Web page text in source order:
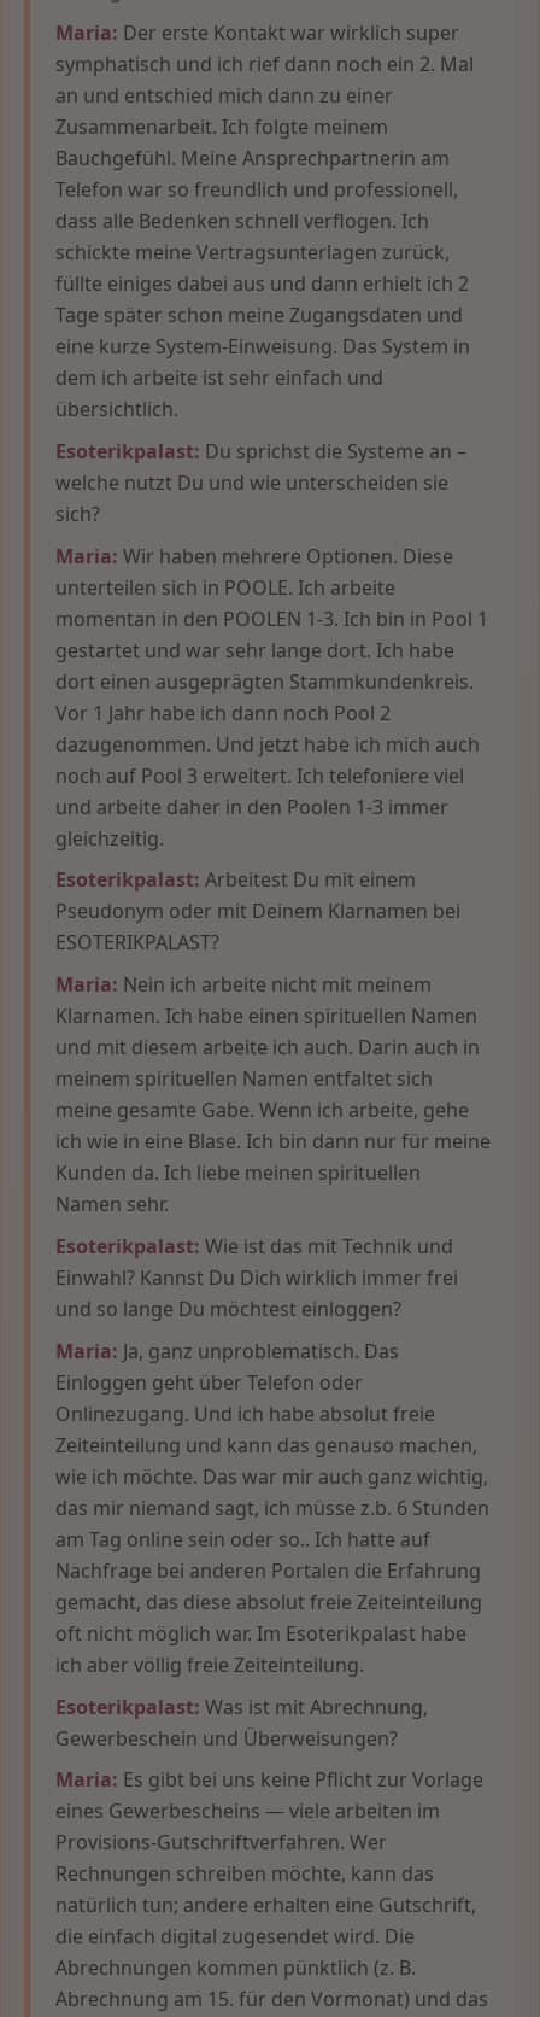
Maria: Der erste Kontakt war wirklich super
symphatisch und ich rief dann noch ein 2. Mal
an und entschied mich dann zu einer
Zusammenarbeit. Ich folgte meinem
Bauchgefühl. Meine Ansprechpartnerin am
Telefon war so freundlich und professionell,
dass alle Bedenken schnell verflogen. Ich
schickte meine Vertragsunterlagen zurück,
füllte einiges dabei aus und dann erhielt ich 2
Tage später schon meine Zugangsdaten und
eine kurze System-Einweisung. Das System in
dem ich arbeite ist sehr einfach und
übersichtlich.
Esoterikpalast: Du sprichst die Systeme an –
welche nutzt Du und wie unterscheiden sie
sich?
Maria: Wir haben mehrere Optionen. Diese
unterteilen sich in POOLE. Ich arbeite
momentan in den POOLEN 1-3. Ich bin in Pool 1
gestartet und war sehr lange dort. Ich habe
dort einen ausgeprägten Stammkundenkreis.
Vor 1 Jahr habe ich dann noch Pool 2
dazugenommen. Und jetzt habe ich mich auch
noch auf Pool 3 erweitert. Ich telefoniere viel
und arbeite daher in den Poolen 1-3 immer
gleichzeitig.
Esoterikpalast: Arbeitest Du mit einem
Pseudonym oder mit Deinem Klarnamen bei
ESOTERIKPALAST?
Maria: Nein ich arbeite nicht mit meinem
Klarnamen. Ich habe einen spirituellen Namen
und mit diesem arbeite ich auch. Darin auch in
meinem spirituellen Namen entfaltet sich
meine gesamte Gabe. Wenn ich arbeite, gehe
ich wie in eine Blase. Ich bin dann nur für meine
Kunden da. Ich liebe meinen spirituellen
Namen sehr.
Esoterikpalast: Wie ist das mit Technik und
Einwahl? Kannst Du Dich wirklich immer frei
und so lange Du möchtest einloggen?
Maria: Ja, ganz unproblematisch. Das
Einloggen geht über Telefon oder
Onlinezugang. Und ich habe absolut freie
Zeiteinteilung und kann das genauso machen,
wie ich möchte. Das war mir auch ganz wichtig,
das mir niemand sagt, ich müsse z.b. 6 Stunden
am Tag online sein oder so.. Ich hatte auf
Nachfrage bei anderen Portalen die Erfahrung
gemacht, das diese absolut freie Zeiteinteilung
oft nicht möglich war. Im Esoterikpalast habe
ich aber völlig freie Zeiteinteilung.
Esoterikpalast: Was ist mit Abrechnung,
Gewerbeschein und Überweisungen?
Maria: Es gibt bei uns keine Pflicht zur Vorlage
eines Gewerbescheins — viele arbeiten im
Provisions-Gutschriftverfahren. Wer
Rechnungen schreiben möchte, kann das
natürlich tun; andere erhalten eine Gutschrift,
die einfach digital zugesendet wird. Die
Abrechnungen kommen pünktlich (z. B.
Abrechnung am 15. für den Vormonat) und das